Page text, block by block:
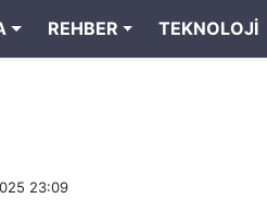
REHBER TEKNOLOJI
23:09